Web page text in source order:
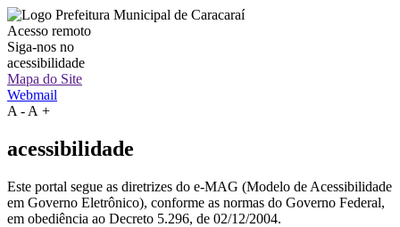
Acesso remoto
Siga-nos no
acessibilidade
Mapa do Site
Webmail
A - A +
acessibilidade
Este portal segue as diretrizes do e-MAG (Modelo de Acessibilidade
em Governo Eletrônico), conforme as normas do Governo Federal,
em obediência ao Decreto 5.296, de 02/12/2004.